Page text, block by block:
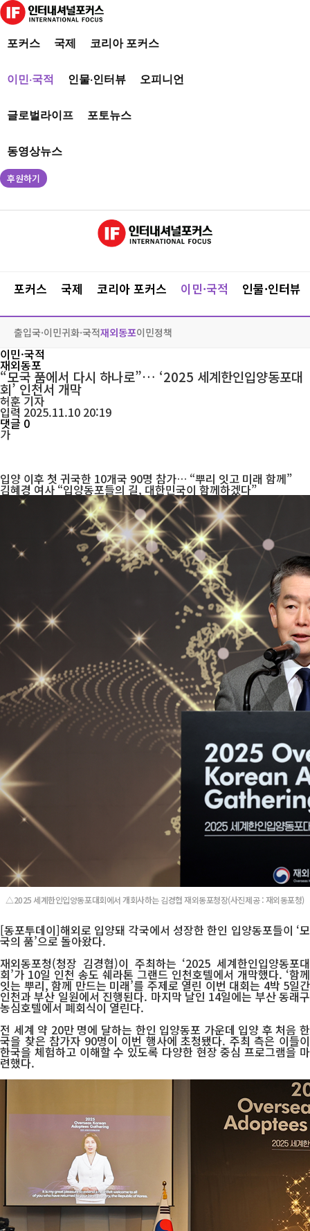
포커스 국제 코리아 포커스
이민·국적 인물·인터뷰 오피니언
글로벌라이프 포토뉴스
동영상뉴스
후원하기
포커스 국제 코리아 포커스 이민·국적 인물·인터뷰
출입국·이민귀화·국적재외동포이민정책
이민·국적
재외동포
“모국 품에서 다시 하나로”… ‘2025 세계한인입양동포대
회’ 인천서 개막
허훈기자
입력 2025.11.10 20:19
댓글 0
가
입양 이후 첫 귀국한 10개국 90명 참가… “뿌리 잇고 미래 함께”
김혜경 여사 “입양동포들의 길, 대한민국이 함께하겠다”
△2025 세계한인입양동포대회에서 개회사하는 김경협 재외동포청장(사진제공 : 재외동포청)
[동포투데이]해외로 입양돼 각국에서 성장한 한인 입양동포들이 ‘모
국의 품’으로 돌아왔다.
재외동포청(청장 김경협)이 주최하는 ‘2025 세계한인입양동포대
회’가 10일 인천 송도 쉐라톤 그랜드 인천호텔에서 개막했다. ‘함께
잇는 뿌리, 함께 만드는 미래’를 주제로 열린 이번 대회는 4박 5일간
인천과 부산 일원에서 진행된다. 마지막 날인 14일에는 부산 동래구
농심호텔에서 폐회식이 열린다.
전 세계 약 20만 명에 달하는 한인 입양동포 가운데 입양 후 처음 한
국을 찾은 참가자 90명이 이번 행사에 초청됐다. 주최 측은 이들이
한국을 체험하고 이해할 수 있도록 다양한 현장 중심 프로그램을 마
련했다.